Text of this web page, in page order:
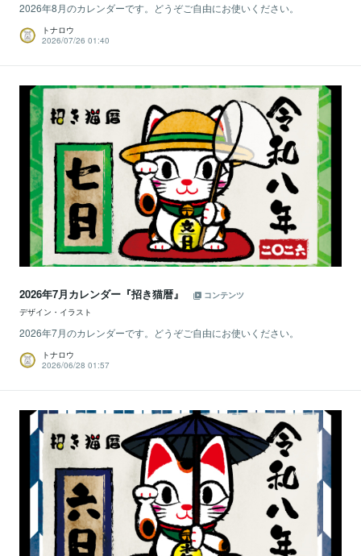
2026年8月のカレンダーです。どうぞご自由にお使いください。
トナロウ
2026/07/26 01:40
2026年7月カレンダー『招き猫暦』
コンテンツ
デザイン・イラスト
2026年7月のカレンダーです。どうぞご自由にお使いください。
トナロウ
2026/06/28 01:57